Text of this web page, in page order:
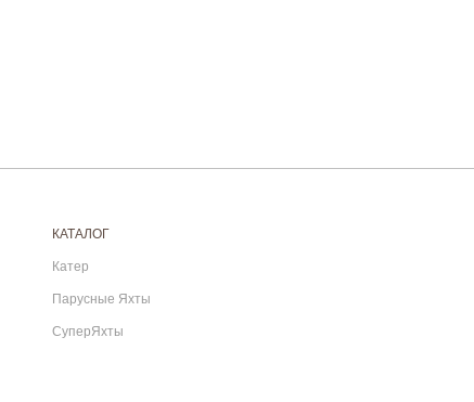
КАТАЛОГ
Катер
Парусные Яхты
СуперЯхты